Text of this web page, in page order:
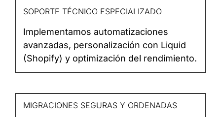
SOPORTE TÉCNICO ESPECIALIZADO
Implementamos automatizaciones
avanzadas, personalización con Liquid
(Shopify) y optimización del rendimiento.
MIGRACIONES SEGURAS Y ORDENADAS